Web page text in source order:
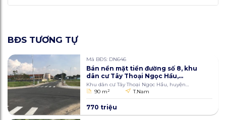
BĐS TƯƠNG TỰ
Mã BĐS: DN646
Bán nền mặt tiền đường số 8, khu
dân cư Tây Thoại Ngọc Hầu,
huyện Thoại Sơn, tỉnh An Giang
90m2
Khu dân cư Tây Thoại Ngọc Hầu, huyện
Thoại Sơn, tỉnh An Giang
90 m2 T.Nam
770 triệu